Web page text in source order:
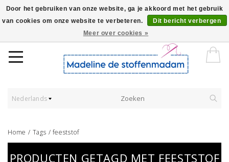
Worldwide Shipping - Onze stoffen worden verkocht per 10 cm.
Nederlands
Home / Tags /feeststof
PRODUCTEN GETAGD MET FEESTSTOF
Door het gebruiken van onze website, ga je akkoord met het gebruik
van cookies om onze website te verbeteren.
Dit bericht verbergen
Meer over cookies »